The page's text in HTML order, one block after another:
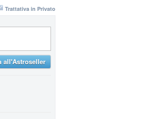
Trattativa in Privato
all'Astroseller